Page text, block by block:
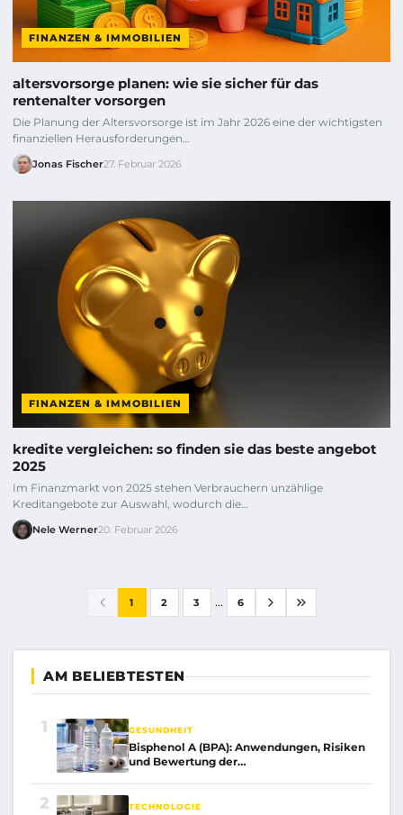
FINANZEN & IMMOBILIEN
altersvorsorge planen: wie sie sicher für das
rentenalter vorsorgen
Die Planung der Altersvorsorge ist im Jahr 2026 eine der wichtigsten
finanziellen Herausforderungen…
Jonas Fischer27. Februar 2026
FINANZEN & IMMOBILIEN
kredite vergleichen: so finden sie das beste angebot
2025
Im Finanzmarkt von 2025 stehen Verbrauchern unzählige
Kreditangebote zur Auswahl, wodurch die…
Nele Werner20. Februar 2026
1 2 3 ... 6
AM BELIEBTESTEN
1 GESUNDHEIT
Bisphenol A (BPA): Anwendungen, Risiken
und Bewertung der…
2 TECHNOLOGIE